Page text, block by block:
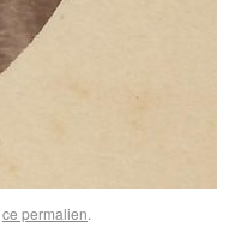
ce permalien.